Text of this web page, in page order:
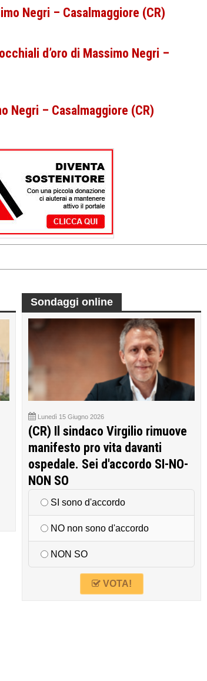
Negri – Casalmaggiore (CR)
d’oro di Massimo Negri –
Negri – Casalmaggiore (CR)
Sondaggi online
Lunedì 15 Giugno 2026
(CR) Il sindaco Virgilio rimuove
manifesto pro vita davanti
ospedale. Sei d'accordo SI-NO-
NON SO
SI sono d'accordo
NO non sono d'accordo
NON SO
VOTA!